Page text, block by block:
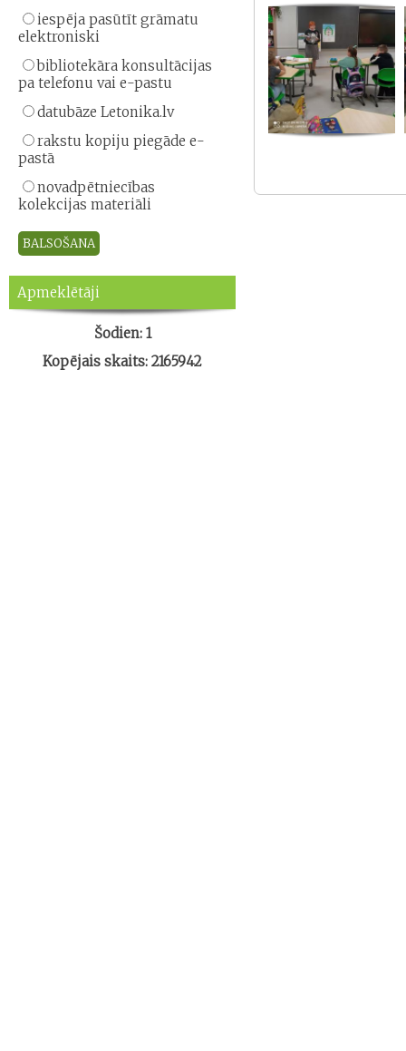
iespēja pasūtīt grāmatu
elektroniski
bibliotekāra konsultācijas
pa telefonu vai e-pastu
datubāze Letonika.lv
rakstu kopiju piegāde e-
pastā
novadpētniecības
kolekcijas materiāli
Apmeklētāji
Šodien: 1
Kopējais skaits: 2165942